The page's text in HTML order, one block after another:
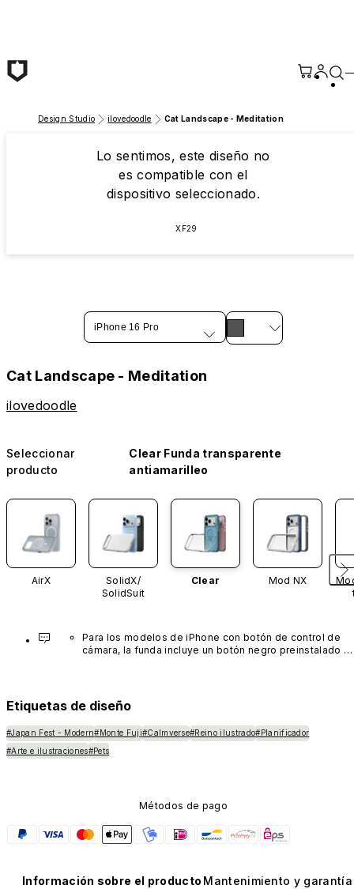
Design Studio ilovedoodle Cat Landscape - Meditation
Lo sentimos, este diseño no
es compatible con el
dispositivo seleccionado.
XF29
iPhone 16 Pro
Cat Landscape - Meditation
ilovedoodle
Seleccionar
producto
Clear Funda transparente
antiamarilleo
AirX
SolidX/
SolidSuit
Clear Mod NX
Para los modelos de iPhone con botón de control de
cámara, la funda incluye un botón negro preinstalado
Etiquetas de diseño
#Japan Fest - Modern#Monte Fuji#Calmverse#Reino ilustrado#Planificador
#Arte e ilustraciones#Pets
Métodos de pago
Información sobre el producto Mantenimiento y garantía